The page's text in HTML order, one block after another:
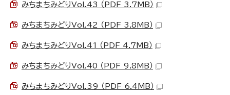
みちまちみどりVol.43 （PDF 3.7MB）
みちまちみどりVol.42 （PDF 3.8MB）
みちまちみどりVol.41 （PDF 4.7MB）
みちまちみどりVol.40 （PDF 9.8MB）
みちまちみどりVol.39 （PDF 6.4MB）